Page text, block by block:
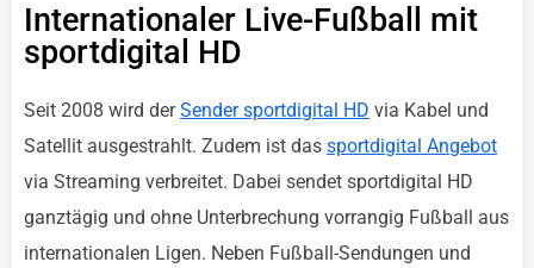
Internationaler Live-Fußball mit
sportdigital HD
Seit 2008 wird derSender sportdigital HD via Kabel und
Satellit ausgestrahlt. Zudem ist das sportdigital Angebot
via Streaming verbreitet. Dabei sendet sportdigital HD
ganztägig und ohne Unterbrechung vorrangig Fußball aus
internationalen Ligen. Neben Fußball-Sendungen und